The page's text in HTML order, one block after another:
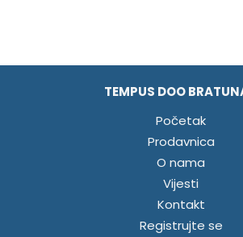
TEMPUS DOO
Početak
Prodavnica
O nama
Vijesti
Kontakt
Registrujte se